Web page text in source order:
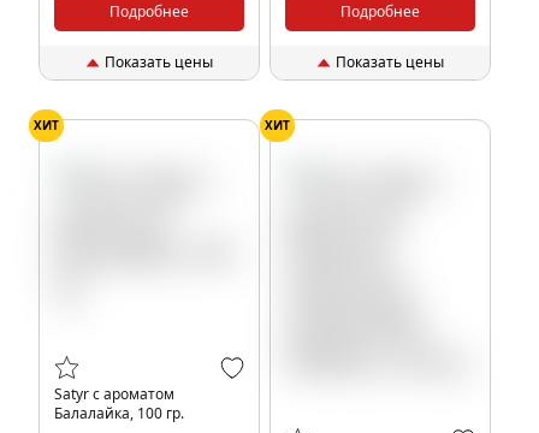
Подробнее
Показать цены
Подробнее
Показать цены
ХИТ
Satyr с ароматом
Балалайка, 100 гр.
ХИТ